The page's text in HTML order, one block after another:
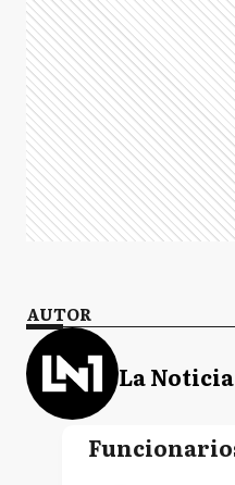
AUTOR
La Noticia